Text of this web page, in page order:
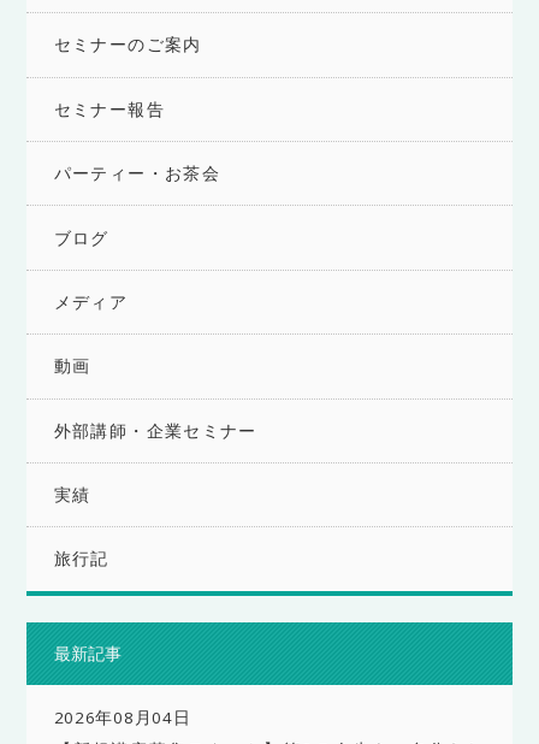
セミナーのご案内
セミナー報告
パーティー・お茶会
ブログ
メディア
動画
外部講師・企業セミナー
実績
旅行記
最新記事
2026年08月04日